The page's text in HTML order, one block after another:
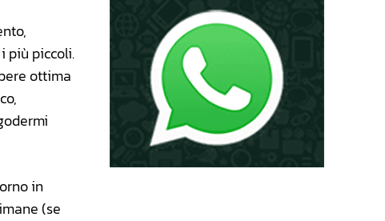
più piccoli.
ottima
in
(se